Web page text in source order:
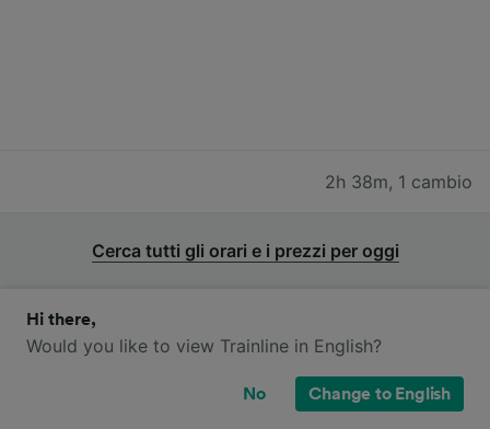
2h 38m, 1 cambio
Cerca tutti gli orari e i prezzi per oggi
Quali compagnie ferroviarie operano
sulla tratta da Bratislava a Linz?
Hi there,
Would you like to view Trainline in English?
No Change to English